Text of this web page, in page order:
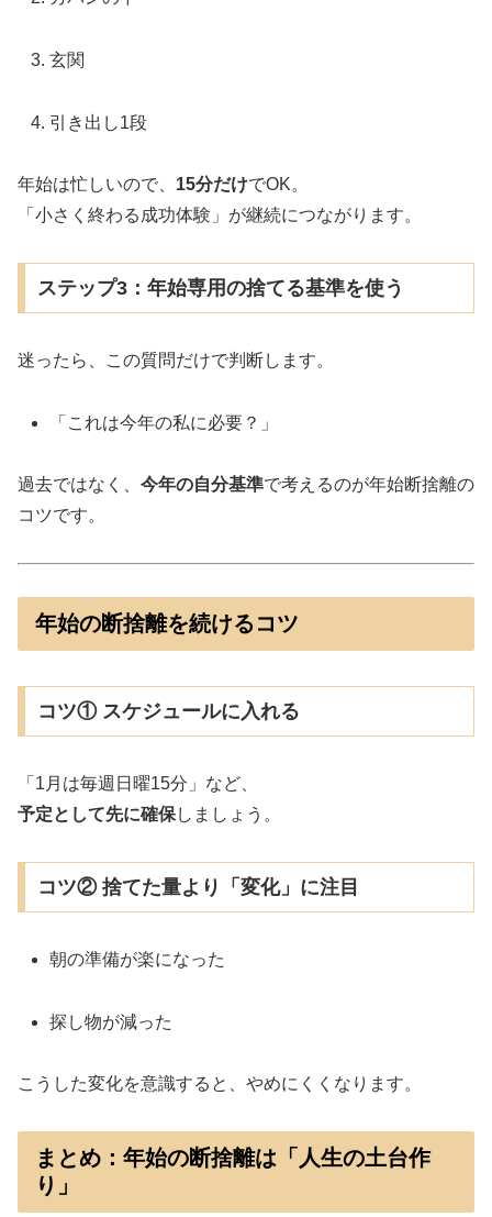
玄関
引き出し1段
年始は忙しいので、 15分だけでOK。
「小さく終わる成功体験」が継続につながります。
ステップ3：年始専用の捨てる基準を使う
迷ったら、この質問だけで判断します。
「これは今年の私に必要？」
過去ではなく、 今年の自分基準で考えるのが年始断捨離の
コツです。
年始の断捨離を続けるコツ
コツ① スケジュールに入れる
「1月は毎週日曜15分」など、
予定として先に確保しましょう。
コツ② 捨てた量より「変化」に注目
朝の準備が楽になった
探し物が減った
こうした変化を意識すると、やめにくくなります。
まとめ：年始の断捨離は「人生の土台作
り」